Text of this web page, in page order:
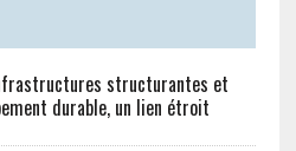
structurantes et
durable, un lien étroit